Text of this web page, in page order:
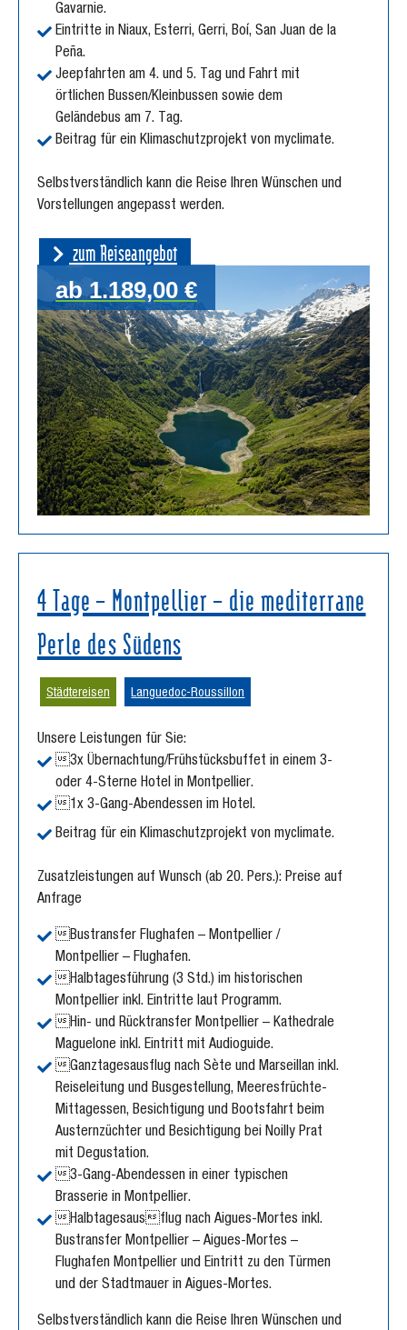
Gavarnie.
Eintritte in Niaux, Esterri, Gerri, Boí, San Juan de la
Peña.
Jeepfahrten am 4. und 5. Tag und Fahrt mit
örtlichen Bussen/Kleinbussen sowie dem
Geländebus am 7. Tag.
Beitrag für ein Klimaschutzprojekt von myclimate.
Selbstverständlich kann die Reise Ihren Wünschen und
Vorstellungen angepasst werden.
zum Reiseangebot
ab 1.189,00 €
4 Tage – Montpellier – die mediterrane
Perle des Südens
Städtereisen Languedoc-Roussillon
Unsere Leistungen für Sie:
3x Übernachtung/Frühstücksbuffet in einem 3-
oder 4-Sterne Hotel in Montpellier.
1x 3-Gang-Abendessen im Hotel.
Beitrag für ein Klimaschutzprojekt von myclimate.
Zusatzleistungen auf Wunsch (ab 20. Pers.): Preise auf
Anfrage
Bustransfer Flughafen – Montpellier /
Montpellier – Flughafen.
Halbtagesführung (3 Std.) im historischen
Montpellier inkl. Eintritte laut Programm.
Hin- und Rücktransfer Montpellier – Kathedrale
Maguelone inkl. Eintritt mit Audioguide.
Ganztagesausflug nach Sète und Marseillan inkl.
Reiseleitung und Busgestellung, Meeresfrüchte-
Mittagessen, Besichtigung und Bootsfahrt beim
Austernzüchter und Besichtigung bei Noilly Prat
mit Degustation.
3-Gang-Abendessen in einer typischen
Brasserie in Montpellier.
Halbtagesausflug nach Aigues-Mortes inkl.
Bustransfer Montpellier – Aigues-Mortes –
Flughafen Montpellier und Eintritt zu den Türmen
und der Stadtmauer in Aigues-Mortes.
Selbstverständlich kann die Reise Ihren Wünschen und